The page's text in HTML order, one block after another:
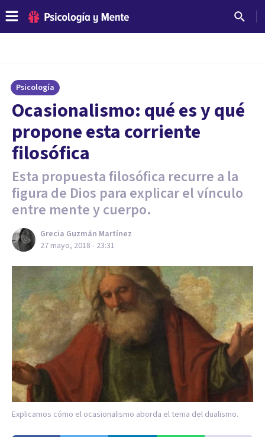
Psicología
Ocasionalismo: qué es y qué
propone esta corriente
filosófica
Esta propuesta filosófica recurre a la
figura de Dios para explicar el vínculo
entre mente y cuerpo.
Grecia Guzmán Martínez
27 mayo, 2018 - 23:31
Explicamos cómo el ocasionalismo aborda el tema del dualismo.